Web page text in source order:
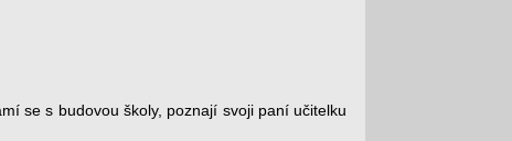
se s budovou školy, poznají svoji paní učitelku